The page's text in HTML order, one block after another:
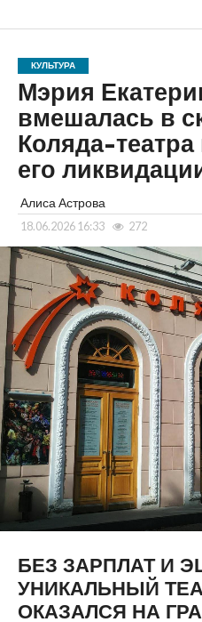
КУЛЬТУРА
Мэрия
вмешалась в
Коляда-
его
Алиса Астрова
18.06.2026 16:33 272
БЕЗ ЗАРПЛАТ И
УНИКАЛЬНЫЙ
ОКАЗАЛСЯ НА